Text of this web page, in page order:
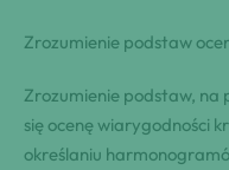
Zrozumienie podstaw
Zrozumienie podstaw,
się ocenę wiarygodności
określaniu